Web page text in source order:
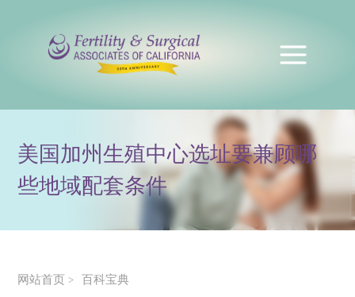
美国加州生殖中心选址要兼顾哪
些地域配套条件
网站首页 > 百科宝典